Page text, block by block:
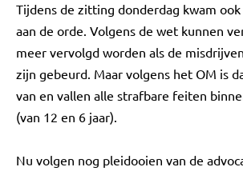
Tijdens de zitting donderdag kwam
aan de orde. Volgens de wet kunnen
meer vervolgd worden als de
zijn gebeurd. Maar volgens het OM is
van en vallen alle strafbare feiten
(van 12 en 6 jaar).
Nu volgen nog pleidooien van de